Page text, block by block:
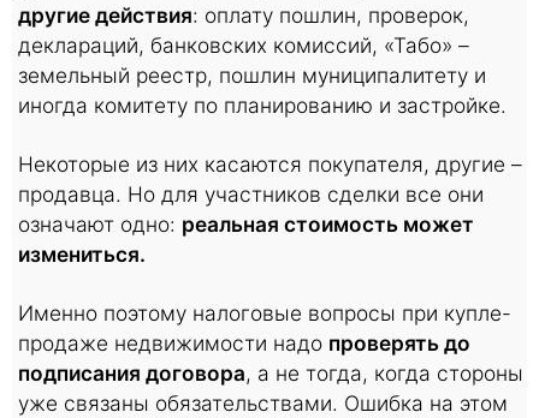
другие действия: оплату пошлин, проверок,
деклараций, банковских комиссий, «Табо» –
земельный реестр, пошлин муниципалитету и
иногда комитету по планированию и застройке.
Некоторые из них касаются покупателя, другие –
продавца. Но для участников сделки все они
означают одно: реальная стоимость может
измениться.
Именно поэтому налоговые вопросы при купле-
продаже недвижимости надо проверять до
подписания договора, а не тогда, когда стороны
уже связаны обязательствами. Ошибка на этом